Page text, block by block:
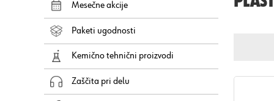
Mesečne akcije
Paketi ugodnosti
Kemično tehnični proizvodi
Zaščita pri delu